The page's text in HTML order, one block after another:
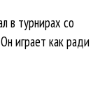
в турнирах со
играет как ради